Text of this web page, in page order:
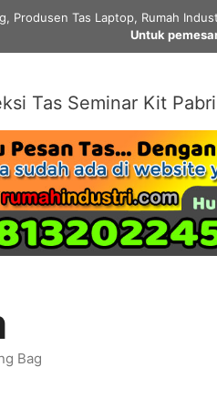
Produsen Tas Laptop, Rumah
Untuk
Tas Seminar Kit
Bag